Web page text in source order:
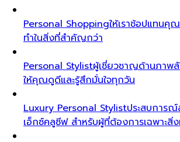
Personal Shoppingให้เราช้อปแทนคุ
ทำในสิ่งที่สำคัญกว่า
Personal Stylistผู้เชี่ยวชาญด้านภา
ให้คุณดูดีและรู้สึกมั่นใจทุกวัน
Luxury Personal Stylistประสบการ
เอ็กซ์คลูซีฟ สำหรับผู้ที่ต้องการเฉพาะสิ่